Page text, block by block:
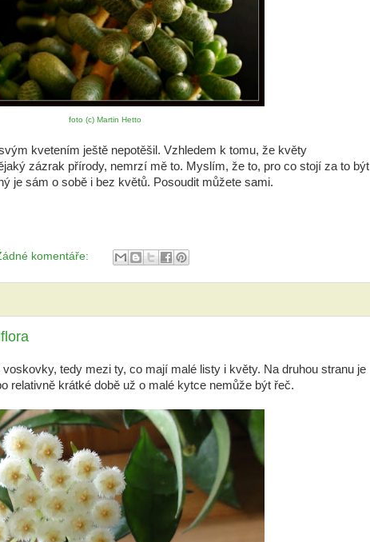
foto (c) Martin Hetto
kvetením ještě nepotěšil. Vzhledem k tomu, že květy
zázrak přírody, nemrzí mě to. Myslím, že to, pro co stojí za to být
je sám o sobě i bez květů. Posoudit můžete sami.
komentáře:
tedy mezi ty, co mají malé listy i květy. Na druhou stranu je
relativně krátké době už o malé kytce nemůže být řeč.